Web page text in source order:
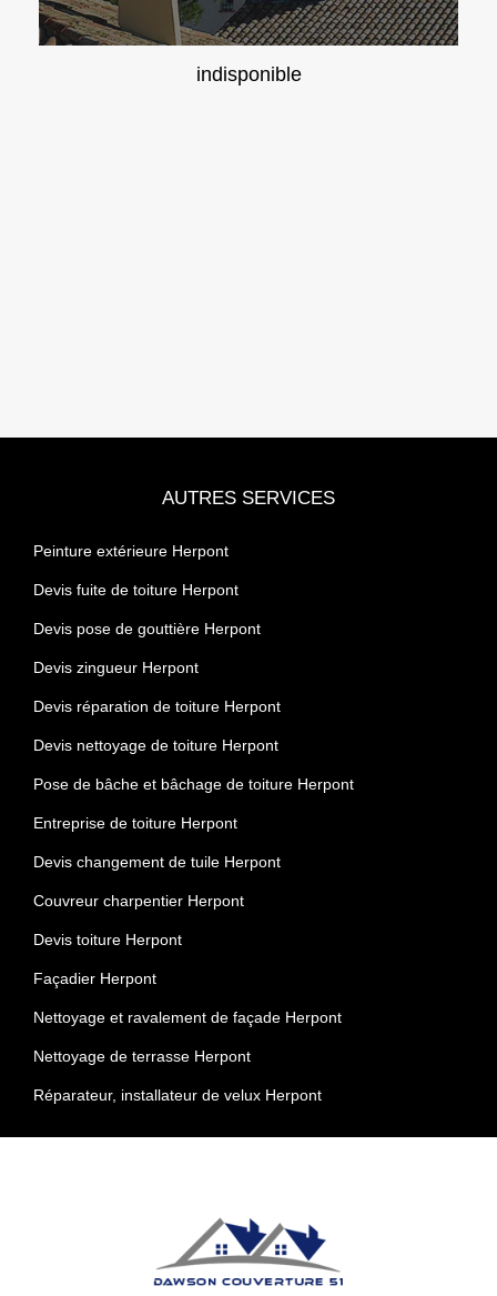
indisponible
AUTRES SERVICES
Peinture extérieure Herpont
Devis fuite de toiture Herpont
Devis pose de gouttière Herpont
Devis zingueur Herpont
Devis réparation de toiture Herpont
Devis nettoyage de toiture Herpont
Pose de bâche et bâchage de toiture Herpont
Entreprise de toiture Herpont
Devis changement de tuile Herpont
Couvreur charpentier Herpont
Devis toiture Herpont
Façadier Herpont
Nettoyage et ravalement de façade Herpont
Nettoyage de terrasse Herpont
Réparateur, installateur de velux Herpont